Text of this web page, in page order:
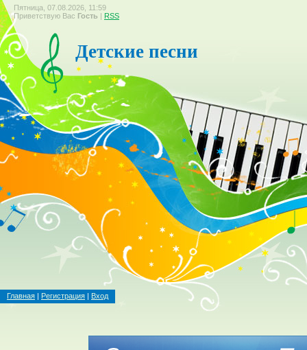
Пятница, 07.08.2026, 11:59
Приветствую Вас Гость | RSS
Детские песни
Главная | Регистрация | Вход